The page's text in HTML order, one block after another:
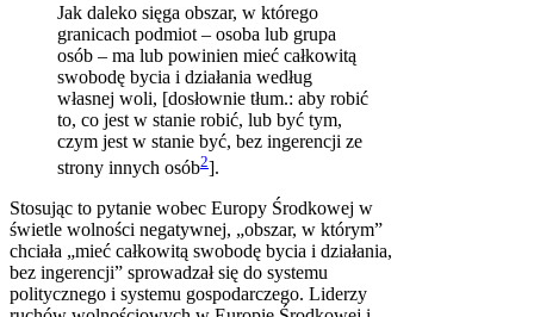
Jak daleko sięga obszar, w którego
granicach podmiot – osoba lub grupa
osób – ma lub powinien mieć całkowitą
swobodę bycia i działania według
własnej woli, [dosłownie tłum.: aby robić
to, co jest w stanie robić, lub być tym,
czym jest w stanie być, bez ingerencji ze
strony innych osób2].
Stosując to pytanie wobec Europy Środkowej w
świetle wolności negatywnej, „obszar, w którym”
chciała „mieć całkowitą swobodę bycia i działania,
bez ingerencji” sprowadzał się do systemu
politycznego i systemu gospodarczego. Liderzy